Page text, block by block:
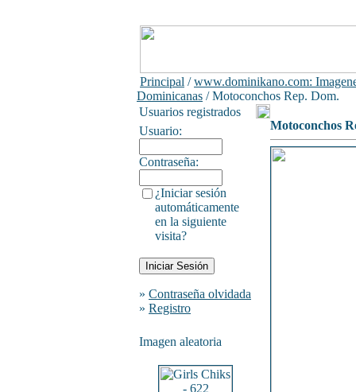
Principal /www.dominikano.com:
Dominicanas / Motoconchos Rep. Dom.
Usuarios registrados
Usuario:
Contraseña:
¿Iniciar sesión
automáticamente
en la siguiente
visita?
» Contraseña olvidada
» Registro
Imagen aleatoria
Motoconchos